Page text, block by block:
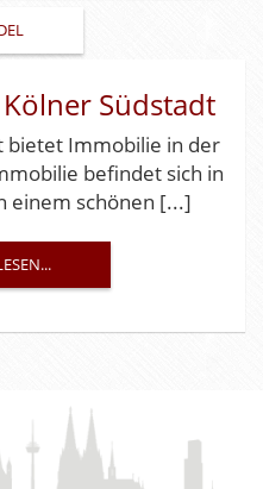
Südstadt
bietet Immobilie in der
befindet sich in
einem schönen [...]